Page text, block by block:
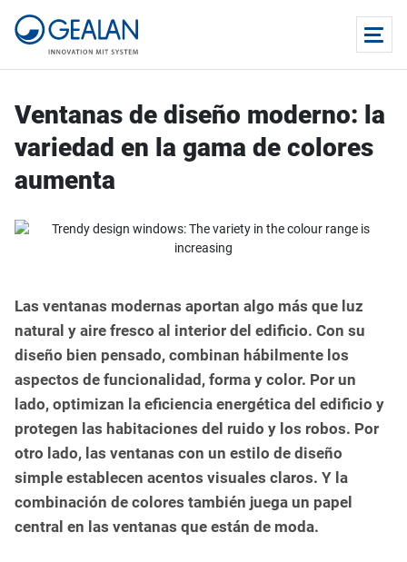
Ventanas de diseño moderno: la
variedad en la gama de colores
aumenta
Las ventanas modernas aportan algo más que luz
natural y aire fresco al interior del edificio. Con su
diseño bien pensado, combinan hábilmente los
aspectos de funcionalidad, forma y color. Por un
lado, optimizan la eficiencia energética del edificio y
protegen las habitaciones del ruido y los robos. Por
otro lado, las ventanas con un estilo de diseño
simple establecen acentos visuales claros. Y la
combinación de colores también juega un papel
central en las ventanas que están de moda.